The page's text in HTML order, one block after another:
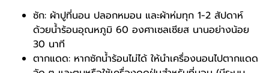
ซัก: ผ้าปูที่นอน ปลอกหมอน และผ้าห่มทุก 1-2 สัปดาห์
ด้วยน้ำร้อนอุณหภูมิ 60 องศาเซลเซียส นานอย่างน้อย
30 นาที
ตากแดด: หากซักน้ำร้อนไม่ได้ ให้นำเครื่องนอนไปตากแดด